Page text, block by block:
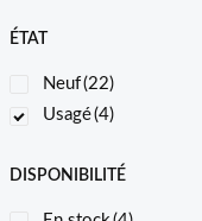
ÉTAT
Neuf(22)
Usagé(4)
DISPONIBILITÉ